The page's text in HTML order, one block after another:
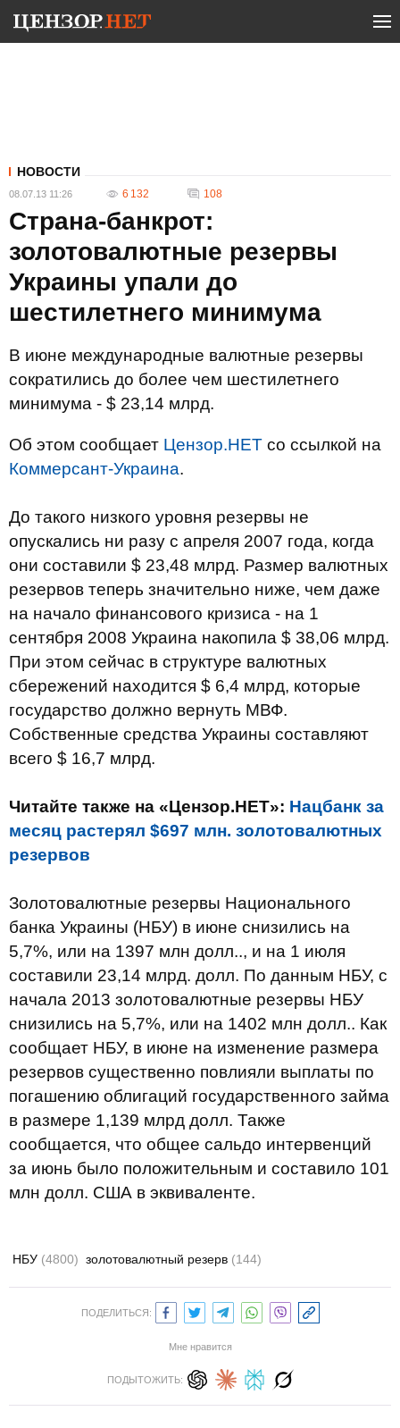
НОВОСТИ
08.07.13 11:26 6 132 108
Страна-банкрот:
золотовалютные резервы
Украины упали до
шестилетнего минимума
В июне международные валютные резервы
сократились до более чем шестилетнего
минимума - $ 23,14 млрд.
Об этом сообщает Цензор.НЕТ со ссылкой на
Коммерсант-Украина.
До такого низкого уровня резервы не
опускались ни разу с апреля 2007 года, когда
они составили $ 23,48 млрд. Размер валютных
резервов теперь значительно ниже, чем даже
на начало финансового кризиса - на 1
сентября 2008 Украина накопила $ 38,06 млрд.
При этом сейчас в структуре валютных
сбережений находится $ 6,4 млрд, которые
государство должно вернуть МВФ.
Собственные средства Украины составляют
всего $ 16,7 млрд.
Читайте также на «Цензор.НЕТ»: Нацбанк за
месяц растерял $697 млн. золотовалютных
резервов
Золотовалютные резервы Национального
банка Украины (НБУ) в июне снизились на
5,7%, или на 1397 млн ​​долл.., и на 1 июля
составили 23,14 млрд. долл. По данным НБУ, с
начала 2013 золотовалютные резервы НБУ
снизились на 5,7%, или на 1402 млн долл.. Как
сообщает НБУ, в июне на изменение размера
резервов существенно повлияли выплаты по
погашению облигаций государственного займа
в размере 1,139 млрд долл. Также
сообщается, что общее сальдо интервенций
за июнь было положительным и составило 101
млн долл. США в эквиваленте.
НБУ (4800) золотовалютный резерв (144)
ПОДЕЛИТЬСЯ:
Мне нравится
ПОДЫТОЖИТЬ: